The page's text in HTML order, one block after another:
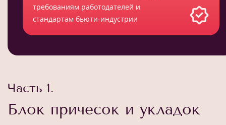
требованиям работодателей и
стандартам бьюти-индустрии
Часть 1.
Блок причесок и укладок